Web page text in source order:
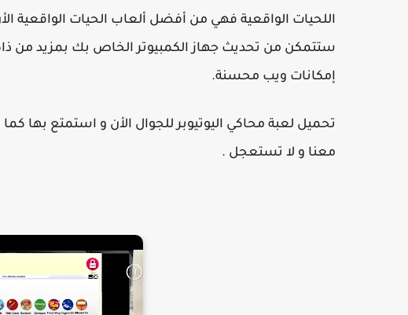
اللحيات الواقعية فهي من أفضل ألعاب الحيات الواقعية
ستتمكن من تحديث جهاز الكمبيوتر الخاص بك بمزيد من
إمكانات ويب محسنة.
تحميل لعبة محاكي اليوتيوبر للجوال الأن و استمتع بها
معنا و لا تستعجل .